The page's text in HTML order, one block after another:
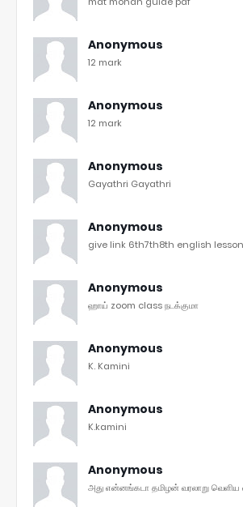
Anonymous
12 mark
Anonymous
12 mark
Anonymous
Gayathri Gayathri
Anonymous
give link 6th7th8th english
Anonymous
ஹாய் zoom class நடக்குமா
Anonymous
K. Kamini
Anonymous
K.kamini
Anonymous
அது என்னங்கடா தமிழன் வரலாறு வெளிய